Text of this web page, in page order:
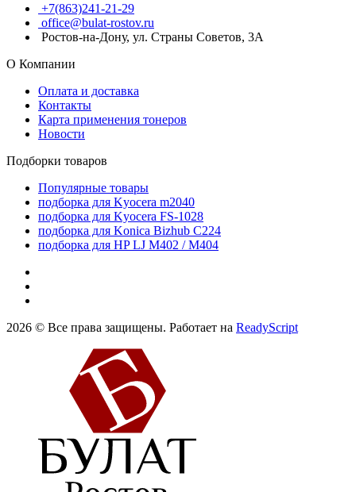
+7(863)241-21-29
office@bulat-rostov.ru
Ростов-на-Дону, ул. Страны Советов, 3А
О Компании
Оплата и доставка
Контакты
Карта применения тонеров
Новости
Подборки товаров
Популярные товары
подборка для Kyocera m2040
подборка для Kyocera FS-1028
подборка для Konica Bizhub C224
подборка для HP LJ M402 / M404
2026 © Все права защищены. Работает на ReadyScript